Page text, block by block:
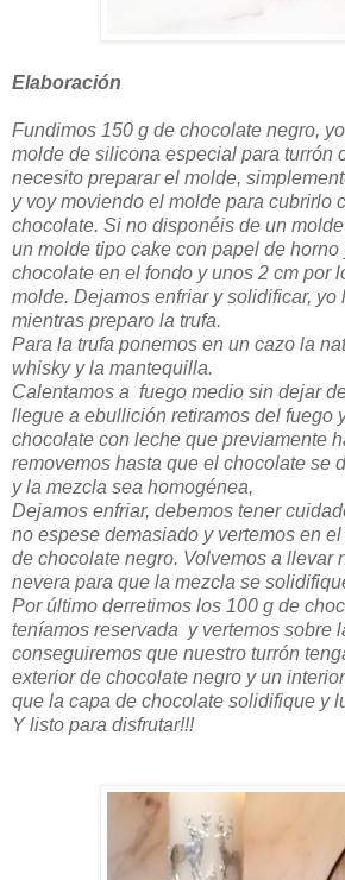
Elaboración
Fundimos 150 g de chocolate negro,
molde de silicona especial para turrón
necesito preparar el molde,
y voy moviendo el molde para cubrirlo
chocolate. Si no disponéis de un
un molde tipo cake con papel de horno
chocolate en el fondo y unos 2 cm por
molde. Dejamos enfriar y solidificar, yo
mientras preparo la trufa.
Para la trufa ponemos en un cazo la
whisky y la mantequilla.
Calentamos a fuego medio sin dejar
llegue a ebullición retiramos del fuego
chocolate con leche que previamente
removemos hasta que el chocolate se
y la mezcla sea homogénea,
Dejamos enfriar, debemos tener
no espese demasiado y vertemos en
de chocolate negro. Volvemos a llevar
nevera para que la mezcla se
Por último derretimos los 100 g de
teníamos reservada y vertemos sobre
conseguiremos que nuestro turrón
exterior de chocolate negro y un
que la capa de chocolate solidifique y
Y listo para disfrutar!!!